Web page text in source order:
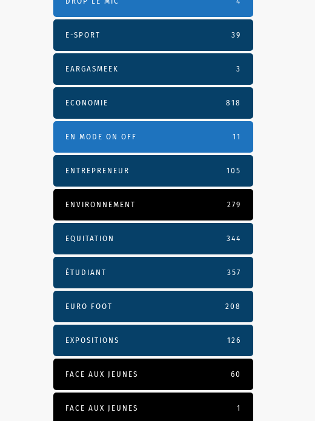
E-SPORT 39
EARGASMEEK 3
ECONOMIE 818
EN MODE ON OFF 11
ENTREPRENEUR 105
ENVIRONNEMENT 279
EQUITATION 344
ÉTUDIANT 357
EURO FOOT 208
EXPOSITIONS 126
FACE AUX JEUNES 60
FACE AUX JEUNES 1